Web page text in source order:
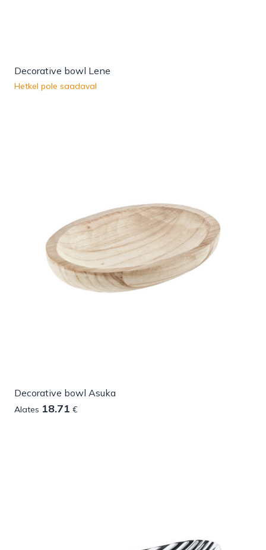
Decorative bowl Lene
Hetkel pole saadaval
Decorative bowl Asuka
Alates 18.71 €